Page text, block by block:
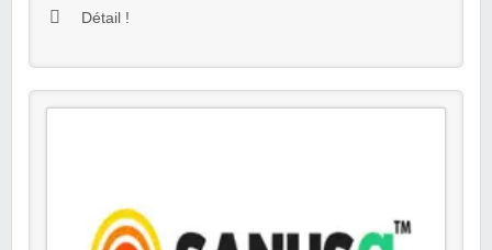
Détail !